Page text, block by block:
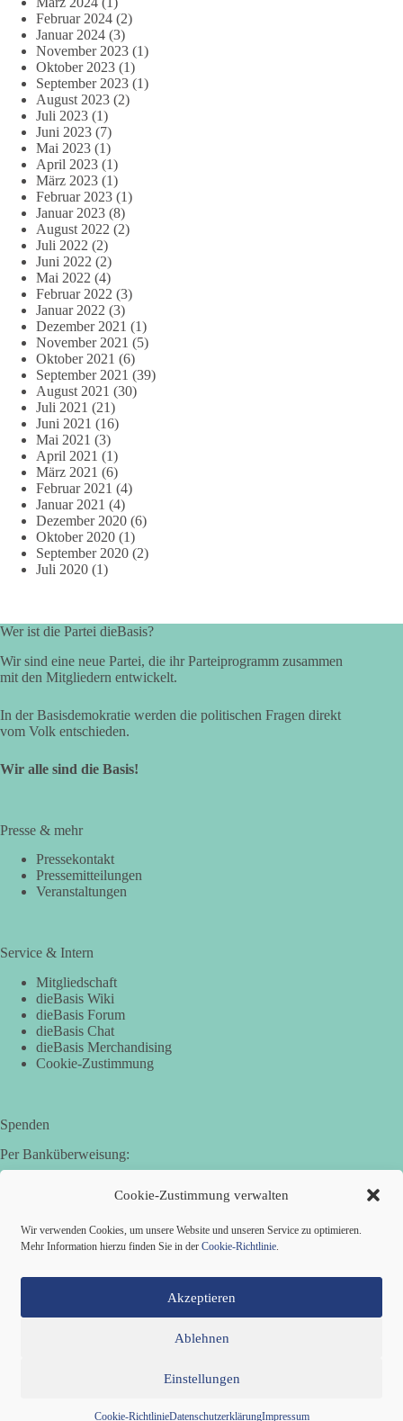
Cookie-Zustimmung verwalten
Wir verwenden Cookies, um unsere Website und unseren Service zu optimieren.
Mehr Information hierzu finden Sie in der Cookie-Richtlinie.
Akzeptieren
Ablehnen
Einstellungen
Cookie-RichtlinieDatenschutzerklärungImpressum
Februar 2024 (2)
Januar 2024 (3)
November 2023 (1)
Oktober 2023 (1)
September 2023 (1)
August 2023 (2)
Juli 2023 (1)
Juni 2023 (7)
Mai 2023 (1)
April 2023 (1)
März 2023 (1)
Februar 2023 (1)
Januar 2023 (8)
August 2022 (2)
Juli 2022 (2)
Juni 2022 (2)
Mai 2022 (4)
Februar 2022 (3)
Januar 2022 (3)
Dezember 2021 (1)
November 2021 (5)
Oktober 2021 (6)
September 2021 (39)
August 2021 (30)
Juli 2021 (21)
Juni 2021 (16)
Mai 2021 (3)
April 2021 (1)
März 2021 (6)
Februar 2021 (4)
Januar 2021 (4)
Dezember 2020 (6)
Oktober 2020 (1)
September 2020 (2)
Juli 2020 (1)
Wer ist die Partei dieBasis?
Wir sind eine neue Partei, die ihr Parteiprogramm zusammen
mit den Mitgliedern entwickelt.
In der Basisdemokratie werden die politischen Fragen direkt
vom Volk entschieden.
Wir alle sind die Basis!
Presse & mehr
Pressekontakt
Pressemitteilungen
Veranstaltungen
Service & Intern
Mitgliedschaft
dieBasis Wiki
dieBasis Forum
dieBasis Chat
dieBasis Merchandising
Cookie-Zustimmung
Spenden
Per Banküberweisung:
Basisdemokratische Partei Deutschland in Bayern e.V.
IBAN: DE95 7205 1210 0006 3365 31
BIC: BYLADEM1AIC
Kontakt
Cookie-Richtlinie (EU)
Copyright © 2026 Basisdemokratische Partei Deutschland ·